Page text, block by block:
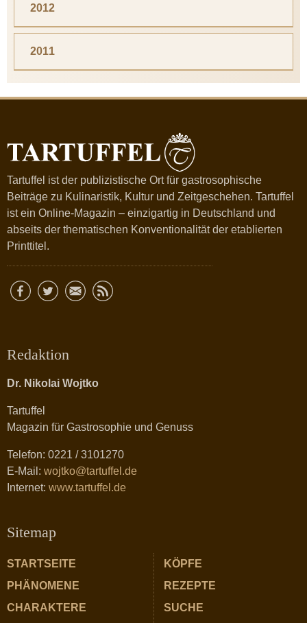
2012
2011
Tartuffel ist der publizistische Ort für gastrosophische
Beiträge zu Kulinaristik, Kultur und Zeitgeschehen. Tartuffel
ist ein Online-Magazin – einzigartig in Deutschland und
abseits der thematischen Konventionalität der etablierten
Printtitel.
Redaktion
Dr. Nikolai Wojtko
Tartuffel
Magazin für Gastrosophie und Genuss
Telefon: 0221 / 3101270
E-Mail: wojtko@tartuffel.de
Internet: www.tartuffel.de
Sitemap
STARTSEITE
PHÄNOMENE
CHARAKTERE
KÖPFE
REZEPTE
SUCHE